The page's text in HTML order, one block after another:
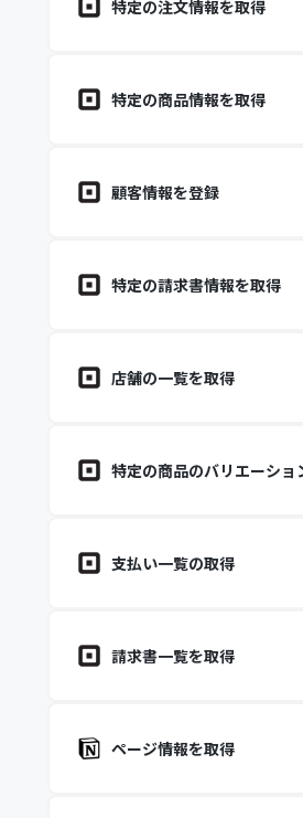
特定の注文情報を取得
特定の商品情報を取得
顧客情報を登録
特定の請求書情報を取得
店舗の一覧を取得
特定の商品のバリエーショ
支払い一覧の取得
請求書一覧を取得
ページ情報を取得